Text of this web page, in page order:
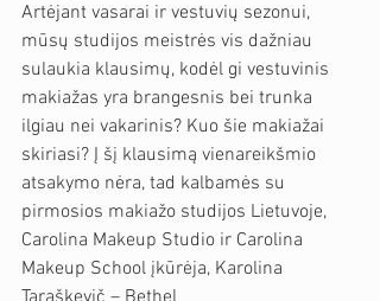
Artėjant vasarai ir vestuvių sezonui,
mūsų studijos meistrės vis dažniau
sulaukia klausimų, kodėl gi vestuvinis
makiažas yra brangesnis bei trunka
ilgiau nei vakarinis? Kuo šie makiažai
skiriasi? Į šį klausimą vienareikšmio
atsakymo nėra, tad kalbamės su
pirmosios makiažo studijos Lietuvoje,
Carolina Makeup Studio ir Carolina
Makeup School įkūrėja, Karolina